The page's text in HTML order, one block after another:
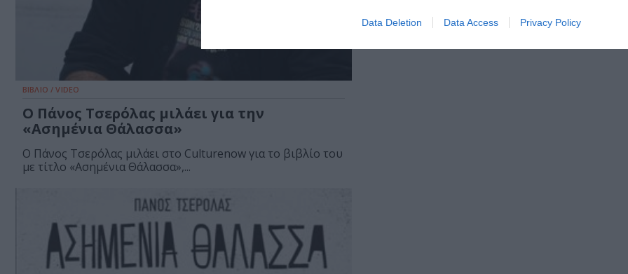
Data Deletion Data Access Privacy Policy
ΒΙΒΛΙΟ / VIDEO
Ο Πάνος Τσερόλας μιλάει για την
«Ασημένια Θάλασσα»
O Πάνος Τσερόλας μιλάει στο Culturenow για το βιβλίο του
με τίτλο «Ασημένια Θάλασσα»,...